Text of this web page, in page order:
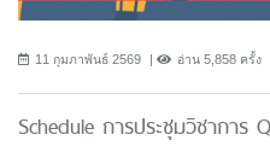
11 กุมภาพันธ์ 2569 อ่าน 5,858 ครั้ง
Schedule การประชุมวิชาการ